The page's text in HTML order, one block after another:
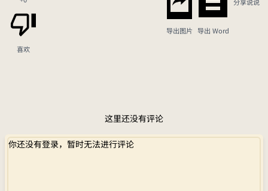
喜欢
导出图片 导出 Word
分享说说
这里还没有评论
你还没有登录，暂时无法进行评论